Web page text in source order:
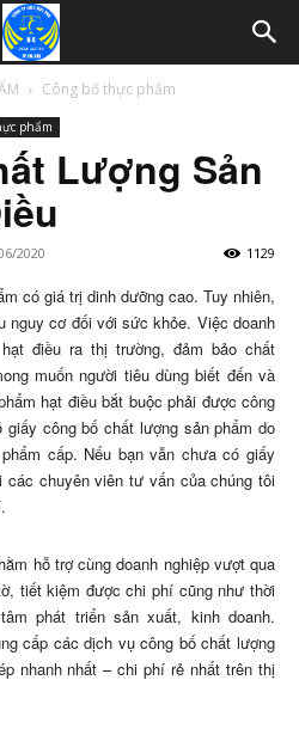
Công bố thực phẩm
phẩm
Lượng Sản
2020 1129
có giá trị dinh dưỡng cao. Tuy nhiên,
nguy cơ đối với sức khỏe. Việc doanh
điều ra thị trường, đảm bảo chất
muốn người tiêu dùng biết đến và
hạt điều bắt buộc phải được công
công bố chất lượng sản phẩm do
cấp. Nếu bạn vẫn chưa có giấy
các chuyên viên tư vấn của chúng tôi
hỗ trợ cùng doanh nghiệp vượt qua
tiết kiệm được chi phí cũng như thời
phát triển sản xuất, kinh doanh.
cấp các dịch vụ công bố chất lượng
nhanh nhất – chi phí rẻ nhất trên thị